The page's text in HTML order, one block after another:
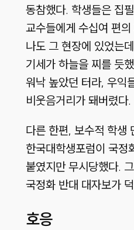
동참했다. 학생들은 집
교수들에게 수십여 편
나도 그 현장에 있었는
기세가 하늘을 찌를 듯
워낙 높았던 터라, 우익
비웃음거리가 돼버렸다.
다른 한편, 보수적 학생
한국대학생포럼이 국정
붙였지만 무시당했다.
국정화 반대 대자보가
호응